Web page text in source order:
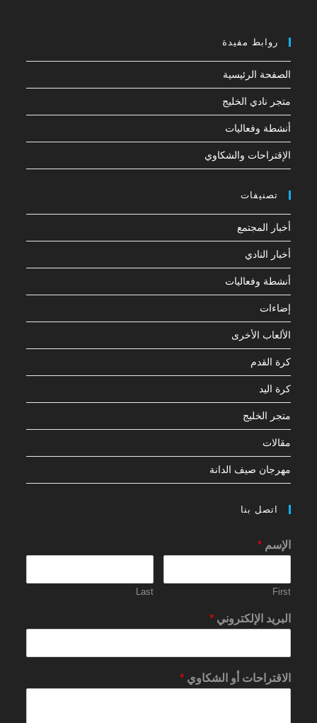
روابط مفيدة
الصفحة الرئيسية
متجر نادي الخليج
أنشطة وفعاليات
الإقتراحات والشكاوي
تصنيفات
أخبار المجتمع
أخبار النادي
أنشطة وفعاليات
إضاءات
الألعاب الأخرى
كرة القدم
كرة اليد
متجر الخليج
مقالات
مهرجان صيف الدانة
اتصل بنا
الإسم*
First
Last
البريد الإلكتروني*
الاقتراحات أو الشكاوي*